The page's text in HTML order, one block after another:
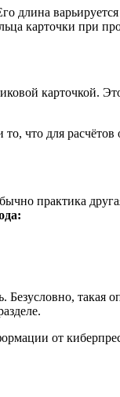
длина
карточки при
карточкой.
то, что для
практика
такая
от